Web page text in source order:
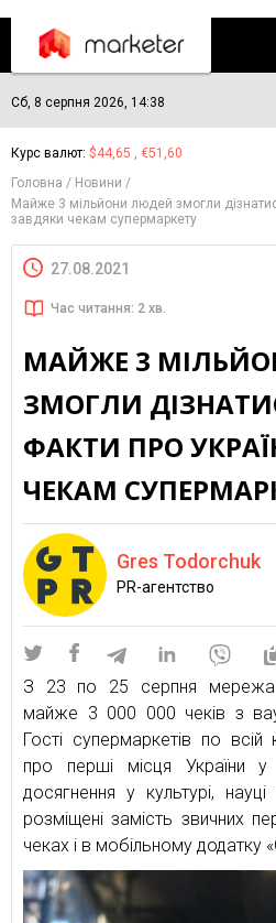
Сб, 8 серпня 2026, 14:38
Курс валют: $44,65 , €51,60
Головна
Новини
Майже 3 мільйони людей змогли
завдяки чекам супермаркету
27.08.2021
Час читання: 2 хв.
МАЙЖЕ 3
ЗМОГЛИ
ФАКТИ ПРО
ЧЕКАМ
Gres Todorchuk
PR-агентство
З 23 по 25 серпня мережа
майже 3 000 000 чеків з
Гості супермаркетів по всій
про перші місця України у
досягнення у культурі,
розміщені замість звичних
чеках і в мобільному додатку